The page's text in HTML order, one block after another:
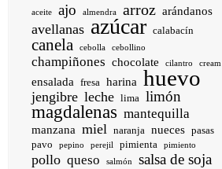
aceite ajo almendra arroz arándanos
avellanas azúcar calabacín
canela cebolla cebollino
champiñones chocolate cilantro cream
ensalada fresa harina huevo
jengibre leche lima limón
magdalenas mantequilla
manzana miel naranja nueces pasas
pavo
pepino perejil pimienta pimiento
pollo queso salmón salsa de soja